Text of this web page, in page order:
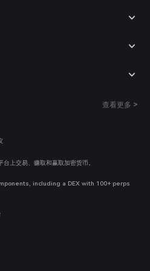
查看更多 >
上交易、赚取和赢取加密货币。
including a DEX with 100+ perps